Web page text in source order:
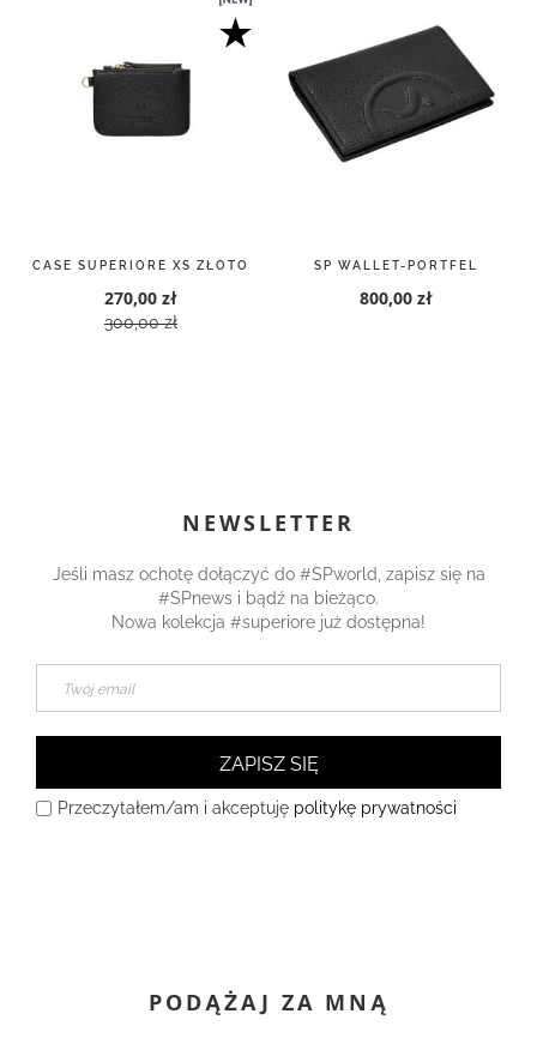
CASE SUPERIORE XS ZŁOTO
270,00 zł
300,00 zł
SP WALLET-PORTFEL
800,00 zł
NEWSLETTER
Jeśli masz ochotę dołączyć do #SPworld, zapisz się na
#SPnews i bądź na bieżąco.
Nowa kolekcja #superiore już dostępna!
ZAPISZ SIĘ
Przeczytałem/am i akceptuję politykę prywatności
PODĄŻAJ ZA MNĄ